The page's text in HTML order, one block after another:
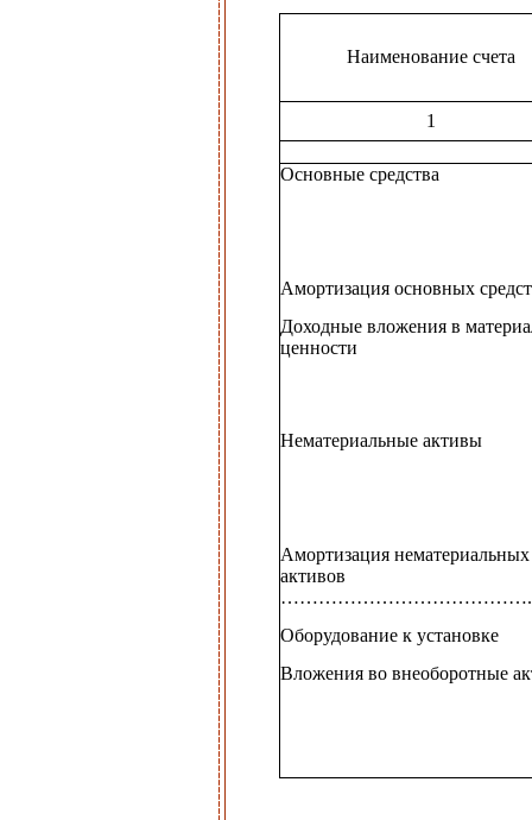
Наименование счета
1
Основные средства
Амортизация основных
Доходные вложения в
ценности
Нематериальные активы
Амортизация нематериальных
активов
Оборудование к установке
Вложения во внеоборотные